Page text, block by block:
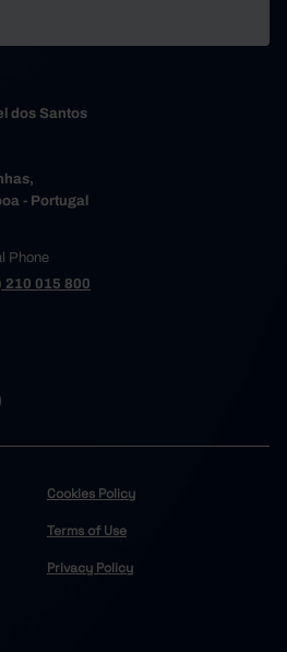
dos Santos
- Portugal
Phone
210 015 800
Cookies Policy
Terms of Use
Privacy Policy